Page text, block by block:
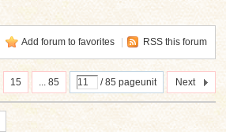
Add forum to favorites RSS this forum
15 ... 85 / 85 pageunit Next